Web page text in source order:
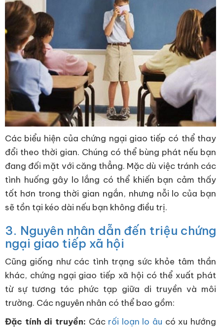
Các biểu hiện của chứng ngại giao tiếp có thể thay
đổi theo thời gian. Chúng có thể bùng phát nếu bạn
đang đối mặt với căng thẳng. Mặc dù việc tránh các
tình huống gây lo lắng có thể khiến bạn cảm thấy
tốt hơn trong thời gian ngắn, nhưng nỗi lo của bạn
sẽ tồn tại kéo dài nếu bạn không điều trị.
3. Nguyên nhân dẫn đến triệu chứng
ngại giao tiếp xã hội
Cũng giống như các tình trạng sức khỏe tâm thần
khác, chứng ngại giao tiếp xã hội có thể xuất phát
từ sự tương tác phức tạp giữa di truyền và môi
trường. Các nguyên nhân có thể bao gồm:
Đặc tính di truyền: Các rối loạn lo âu có xu hướng